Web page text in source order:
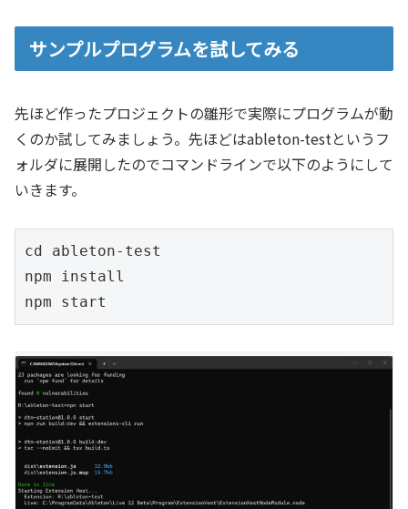
サンプルプログラムを試してみる
先ほど作ったプロジェクトの雛形で実際にプログラムが動
くのか試してみましょう。先ほどはableton-testというフ
ォルダに展開したのでコマンドラインで以下のようにして
いきます。
cd ableton-test
npm install